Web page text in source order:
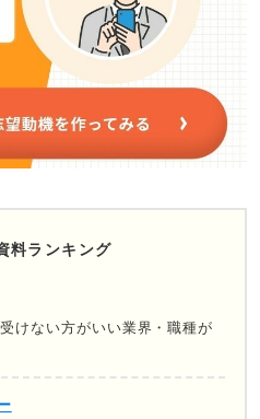
料ランキング
けない方がいい業界・職種が